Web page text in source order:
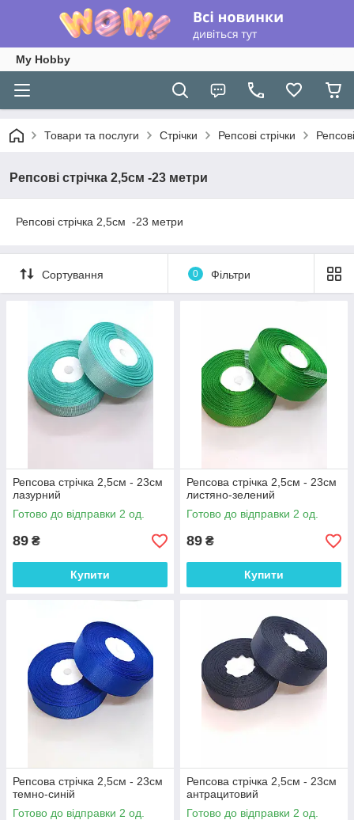
My Hobby
Товари та послуги Стрічки Репсові стрічки
Репсові стрічка 2,5см -23 метри
Репсові стрічка 2,5см -23 метри
Сортування 0 Фільтри
Репсова стрічка 2,5см - 23см
лазурний
Готово до відправки 2 од.
89 ₴
Купити
Репсова стрічка 2,5см - 23см
листяно-зелений
Готово до відправки 2 од.
89 ₴
Купити
Репсова стрічка 2,5см - 23см
темно-синій
Готово до відправки 2 од.
Репсова стрічка 2,5см - 23см
антрацитовий
Готово до відправки 2 од.